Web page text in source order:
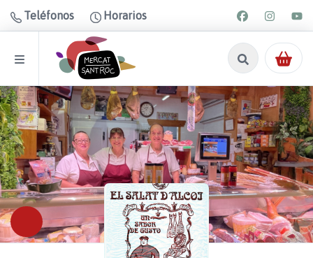
Teléfonos Horarios